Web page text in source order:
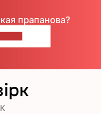
прапанова?